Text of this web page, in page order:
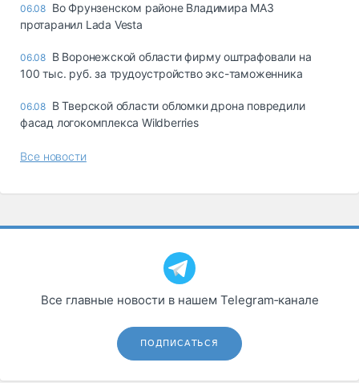
06.08 Во Фрунзенском районе Владимира МАЗ
протаранил Lada Vesta
06.08 В Воронежской области фирму оштрафовали на
100 тыс. руб. за трудоустройство экс-таможенника
06.08 В Тверской области обломки дрона повредили
фасад логокомплекса Wildberries
Все новости
Все главные новости в нашем Telegram‑канале
ПОДПИСАТЬСЯ